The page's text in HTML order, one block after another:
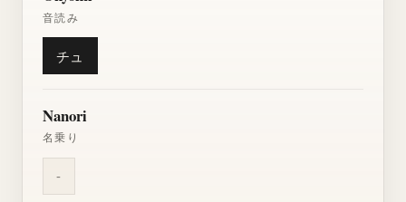
音読み
チュ
Nanori
名乗り
-